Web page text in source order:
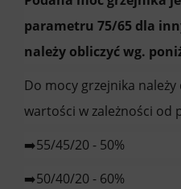
parametru 75/65 dla
należy obliczyć wg.
Do mocy grzejnika
wartości w zależności od
➡️55/45/20 - 50%
➡️50/40/20 - 60%